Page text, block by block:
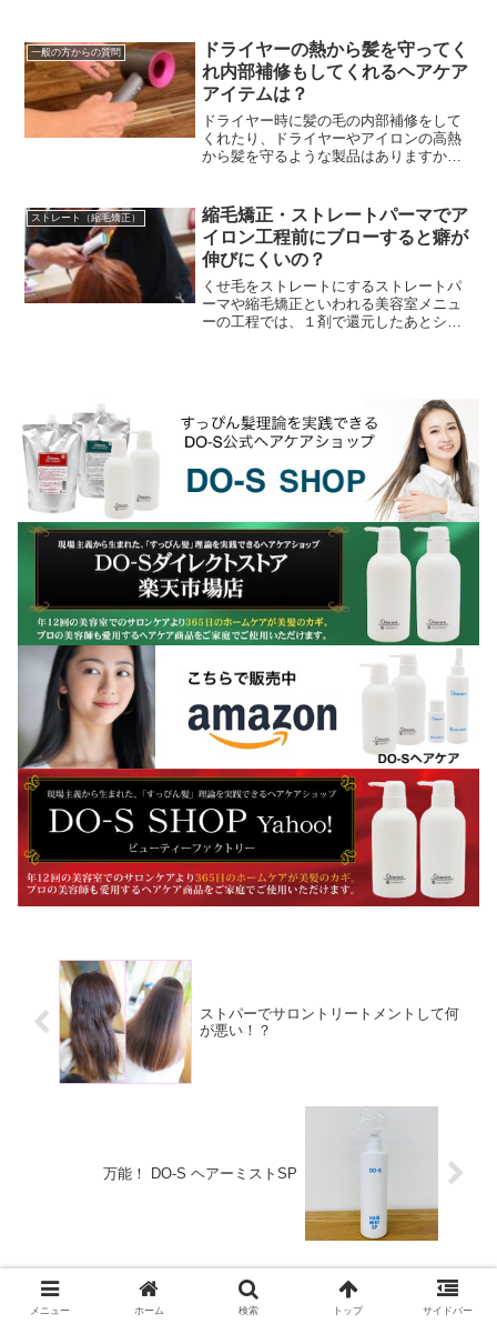
傷みが気になる...
一般の方からの質問
ドライヤーの熱から髪を守ってく
れ内部補修もしてくれるヘアケア
アイテムは？
ドライヤー時に髪の毛の内部補修をして
くれたり、ドライヤーやアイロンの高熱
から髪を守るような製品はありますか？
なんかで髪の毛のケラ...
ストレート（縮毛矯正）
縮毛矯正・ストレートパーマでア
イロン工程前にブローすると癖が
伸びにくいの？
くせ毛をストレートにするストレートパ
ーマや縮毛矯正といわれる美容室メニュ
ーの工程では、１剤で還元したあとシャ
ストパーでサロントリートメントして何
が悪い！？
万能！ DO-S ヘアーミストSP
コメント
メニュー ホーム 検索 トップ サイドバー